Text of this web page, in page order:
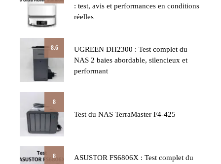
: test, avis et performances en conditions
réelles
8.6
UGREEN DH2300 : Test complet du
NAS 2 baies abordable, silencieux et
performant
8
Test du NAS TerraMaster F4-425
8
ASUSTOR FS6806X : Test complet du